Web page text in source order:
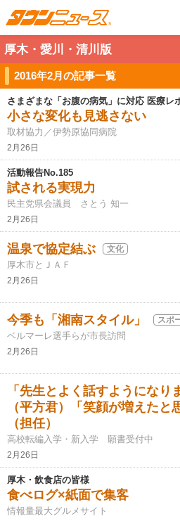
厚木・愛川・清川版
2016年2月の記事一覧
さまざまな「お腹の病気」に対応 医療レ
小さな変化も見逃さない
取材協力／伊勢原協同病院
2月26日
活動報告No.185
試される実現力
民主党県会議員 さとう 知一
2月26日
温泉で協定結ぶ 文化
厚木市とＪＡＦ
2月26日
今季も「湘南スタイル」 スポ
ベルマーレ選手らが市長訪問
2月26日
「先生とよく話すようになり
（平方君）「笑顔が増えたと
（担任）
高校転編入学・新入学 願書受付中
2月26日
厚木・飲食店の皆様
食べログ×紙面で集客
情報量最大グルメサイト